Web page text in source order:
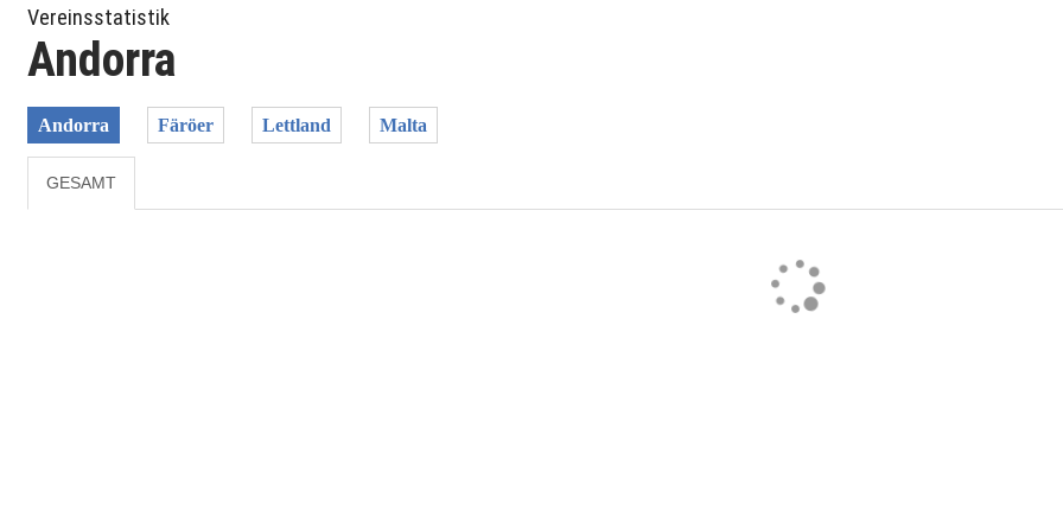
Vereinsstatistik
Andorra
Andorra Färöer Lettland Malta
GESAMT